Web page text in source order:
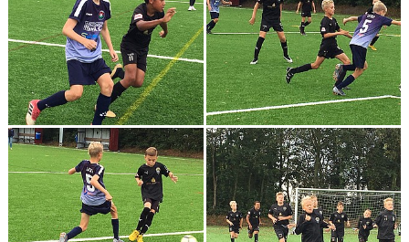
KLÄDBESTÄLLNING
SPONSORER
KLUBBMAGASIN
NATIONELLA SPELFORMER
PROVTRÄNING
SKADEBEHANDLING